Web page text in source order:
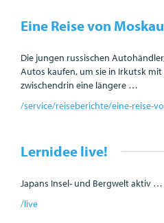
Eine Reise von
Die jungen russischen
Autos kaufen, um sie in Irkutsk
zwischendrin eine längere …
/service/reiseberichte/eine-reise-
Lernidee live!
Japans Insel- und Bergwelt aktiv …
/live